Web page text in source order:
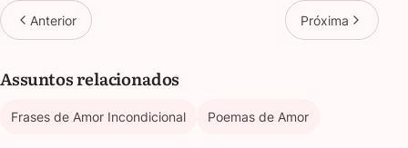
Anterior Próxima
Assuntos relacionados
Frases de Amor Incondicional Poemas de Amor